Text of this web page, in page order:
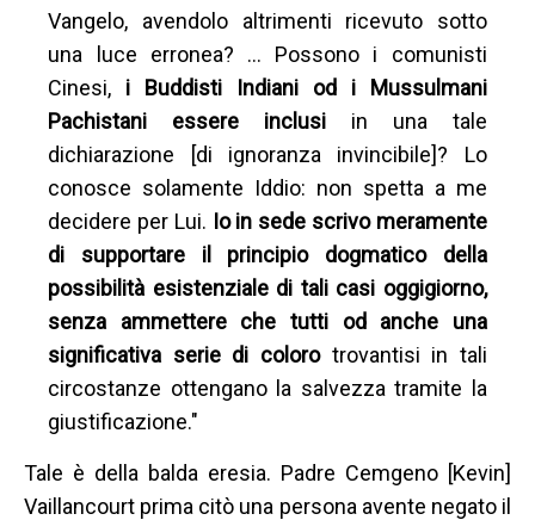
Vangelo, avendolo altrimenti ricevuto sotto
una luce erronea? … Possono i comunisti
Cinesi, i Buddisti Indiani od i Mussulmani
Pachistani essere inclusi in una tale
dichiarazione [di ignoranza invincibile]? Lo
conosce solamente Iddio: non spetta a me
decidere per Lui. Io in sede scrivo meramente
di supportare il principio dogmatico della
possibilità esistenziale di tali casi oggigiorno,
senza ammettere che tutti od anche una
significativa serie di coloro trovantisi in tali
circostanze ottengano la salvezza tramite la
giustificazione."
Tale è della balda eresia. Padre Cemgeno [Kevin]
Vaillancourt prima citò una persona avente negato il